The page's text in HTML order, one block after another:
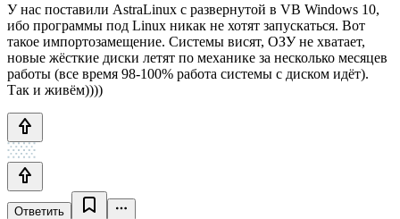
У нас поставили AstraLinux c развернутой в VB Windows 10,
ибо программы под Linux никак не хотят запускаться. Вот
такое импортозамещение. Системы висят, ОЗУ не хватает,
новые жёсткие диски летят по механике за несколько месяцев
работы (все время 98-100% работа системы с диском идёт).
Так и живём))))
Ответить